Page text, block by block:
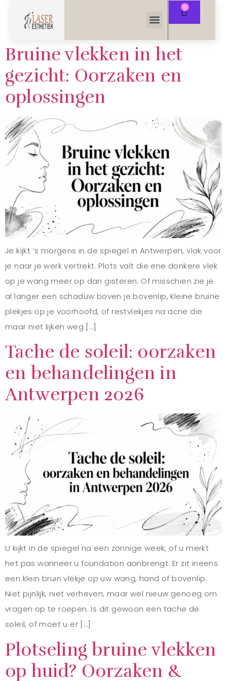
Bruine vlekken in het
gezicht: Oorzaken en
oplossingen
Je kijkt ’s morgens in de spiegel in Antwerpen, vlak voor
je naar je werk vertrekt. Plots valt die ene donkere vlek
op je wang meer op dan gisteren. Of misschien zie je
al langer een schaduw boven je bovenlip, kleine bruine
plekjes op je voorhoofd, of restvlekjes na acne die
maar niet lijken weg […]
Tache de soleil: oorzaken
en behandelingen in
Antwerpen 2026
U kijkt in de spiegel na een zonnige week, of u merkt
het pas wanneer u foundation aanbrengt. Er zit ineens
een klein bruin vlekje op uw wang, hand of bovenlip.
Niet pijnlijk, niet verheven, maar wel nieuw genoeg om
vragen op te roepen. Is dit gewoon een tache de
soleil, of moet u er […]
Plotseling bruine vlekken
op huid? Oorzaken &